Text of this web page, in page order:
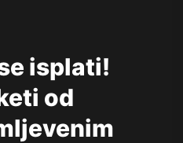
isplati!
od